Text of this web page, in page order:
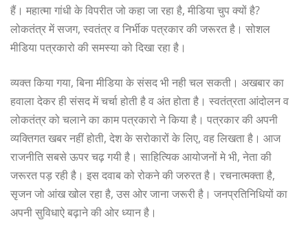
हैं। महात्मा गांधी के विपरीत जो कहा जा रहा है, मीडिया चुप क्यों है?
लोकतंत्र में सजग, स्वतंत्र व निर्भीक पत्रकार की जरूरत है। सोशल
मीडिया पत्रकारो की समस्या को दिखा रहा है।
व्यक्त किया गया, बिना मीडिया के संसद भी नही चल सकती। अखबार का
हवाला देकर ही संसद में चर्चा होती है व अंत होता है। स्वतंत्रता आंदोलन व
लोकतंत्र को चलाने का काम पत्रकारो ने किया है। पत्रकार की अपनी
व्यक्तिगत खबर नहीं होती, देश के सरोकारों के लिए, वह लिखता है। आज
राजनीति सबसे ऊपर चढ़ गयी है। साहित्यिक आयोजनों मे भी, नेता की
जरूरत पड़ रही है। इस दवाब को रोकने की जरुरत है। रचनात्मक्ता है,
सृजन जो आंख खोल रहा है, उस ओर जाना जरूरी है। जनप्रतिनिधियों का
अपनी सुविधाऐ बढ़ाने की ओर ध्यान है।